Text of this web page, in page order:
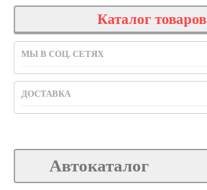
Каталог товаров
МЫ В СОЦ. СЕТЯХ
ДОСТАВКА
Автокаталог